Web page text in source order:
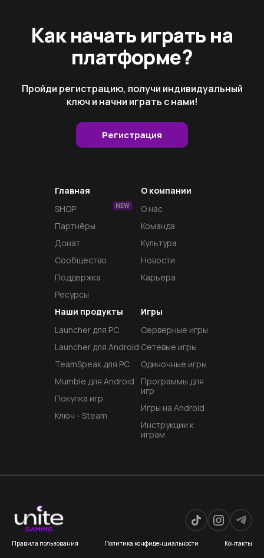
Как начать играть на
платформе?
Пройди регистрацию, получи индивидуальный
ключ и начни играть с нами!
Регистрация
Главная
SHOP
NEW
Партнёры
Донат
Сообщество
Поддержка
Ресурсы
Наши продукты
Launcher для PC
Launcher для Android
TeamSpeak для PC
Mumble для Android
Покупка игр
Ключ - Steam
Игры
Серверные игры
Сетевые игры
Одиночные игры
Программы для
игр
Игры на Android
Инструкции к
играм
О компании
О нас
Команда
Культура
Новости
Карьера
Правила пользования Политика конфиденциальности Контакты